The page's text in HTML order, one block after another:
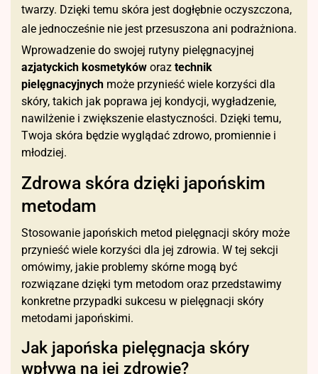
twarzy. Dzięki temu skóra jest dogłębnie oczyszczona,
ale jednocześnie nie jest przesuszona ani podrażniona.
Wprowadzenie do swojej rutyny pielęgnacyjnej
azjatyckich kosmetyków oraz technik
pielęgnacyjnych może przynieść wiele korzyści dla
skóry, takich jak poprawa jej kondycji, wygładzenie,
nawilżenie i zwiększenie elastyczności. Dzięki temu,
Twoja skóra będzie wyglądać zdrowo, promiennie i
młodziej.
Zdrowa skóra dzięki japońskim
metodam
Stosowanie japońskich metod pielęgnacji skóry może
przynieść wiele korzyści dla jej zdrowia. W tej sekcji
omówimy, jakie problemy skórne mogą być
rozwiązane dzięki tym metodom oraz przedstawimy
konkretne przypadki sukcesu w pielęgnacji skóry
metodami japońskimi.
Jak japońska pielęgnacja skóry
wpływa na jej zdrowie?